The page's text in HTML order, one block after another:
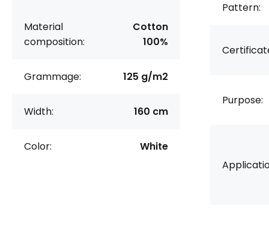
Material
composition:
Cotton
100%
Grammage: 125 g/m2
Width: 160 cm
Color: White
Pattern:
Purpose: